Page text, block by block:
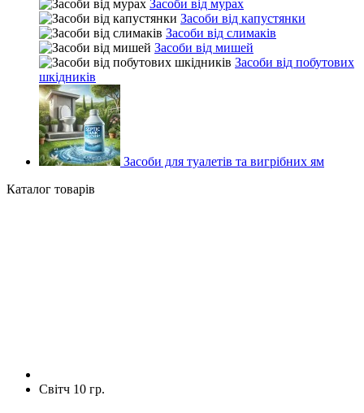
Засоби від мурах
Засоби від капустянки
Засоби від слимаків
Засоби від мишей
Засоби від побутових
шкідників
Засоби для туалетів та вигрібних ям
Каталог товарів
Світч 10 гр.